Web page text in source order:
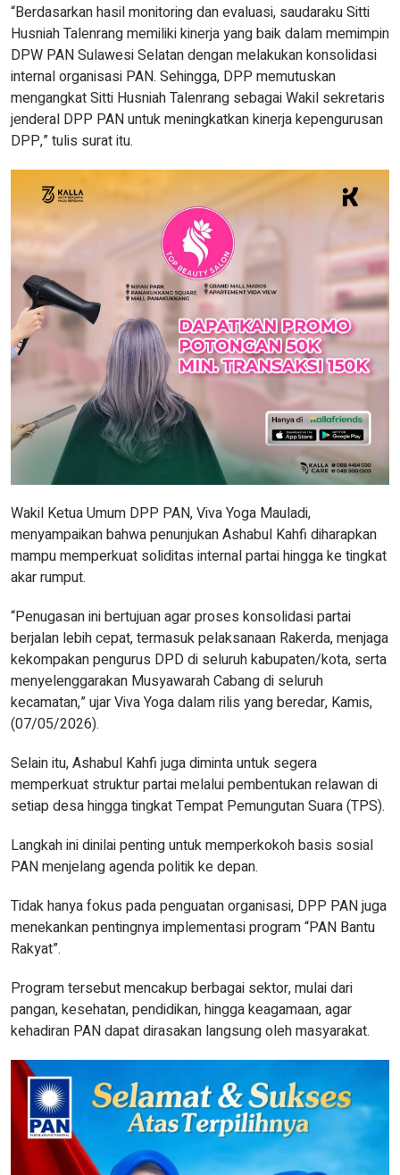
“Berdasarkan hasil monitoring dan evaluasi, saudaraku Sitti
Husniah Talenrang memiliki kinerja yang baik dalam memimpin
DPW PAN Sulawesi Selatan dengan melakukan konsolidasi
internal organisasi PAN. Sehingga, DPP memutuskan
mengangkat Sitti Husniah Talenrang sebagai Wakil sekretaris
jenderal DPP PAN untuk meningkatkan kinerja kepengurusan
DPP,” tulis surat itu.
Wakil Ketua Umum DPP PAN, Viva Yoga Mauladi,
menyampaikan bahwa penunjukan Ashabul Kahfi diharapkan
mampu memperkuat soliditas internal partai hingga ke tingkat
akar rumput.
“Penugasan ini bertujuan agar proses konsolidasi partai
berjalan lebih cepat, termasuk pelaksanaan Rakerda, menjaga
kekompakan pengurus DPD di seluruh kabupaten/kota, serta
menyelenggarakan Musyawarah Cabang di seluruh
kecamatan,” ujar Viva Yoga dalam rilis yang beredar, Kamis,
(07/05/2026).
Selain itu, Ashabul Kahfi juga diminta untuk segera
memperkuat struktur partai melalui pembentukan relawan di
setiap desa hingga tingkat Tempat Pemungutan Suara (TPS).
Langkah ini dinilai penting untuk memperkokoh basis sosial
PAN menjelang agenda politik ke depan.
Tidak hanya fokus pada penguatan organisasi, DPP PAN juga
menekankan pentingnya implementasi program “PAN Bantu
Rakyat”.
Program tersebut mencakup berbagai sektor, mulai dari
pangan, kesehatan, pendidikan, hingga keagamaan, agar
kehadiran PAN dapat dirasakan langsung oleh masyarakat.